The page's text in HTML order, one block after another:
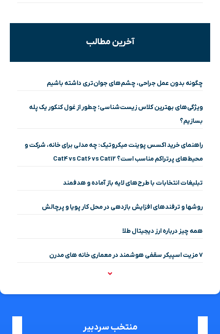
آخرین مطالب
چگونه بدون عمل جراحی، چشم‌های جوان‌تری داشته باشیم
ویژگی‌های بهترین کلاس زیست‌شناسی؛ چطور از غول کنکور یک پله
بسازیم؟
راهنمای خرید اکسس پوینت میکروتیک: چه مدلی برای خانه، شرکت و
محیط‌های پرتراکم مناسب است؟ Cat4 vs Cat6 vs Cat12
تبلیغات انتخابات با طرح‌های لایه باز آماده و هدفمند
روشها و ترفندهای افزایش بازدهی در محل کار پویا و پرچالش
همه چیز درباره ارز دیجیتال طلا
۷ مزیت اسپیکر سقفی هوشمند در معماری خانه‌ های مدرن
منتخب سردبیر